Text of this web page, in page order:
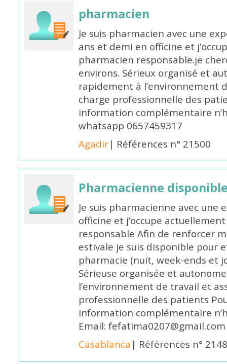
pharmacien
Je suis pharmacien avec une
ans et demi en officine et
pharmacien responsable.je
environs. Sérieux organisé et
rapidement à l’environnement
charge professionnelle des
information complémentaire
whatsapp 0657459317
Agadir| Références n° 21500
Pharmacienne
Je suis pharmacienne avec
officine et j’occupe
responsable Afin de renforcer
estivale je suis disponible pour
pharmacie (nuit, week-ends et
Sérieuse organisée et
l’environnement de travail et
professionnelle des patients
information complémentaire
Email: fefatima0207@gmail.com
Casablanca | Références n°